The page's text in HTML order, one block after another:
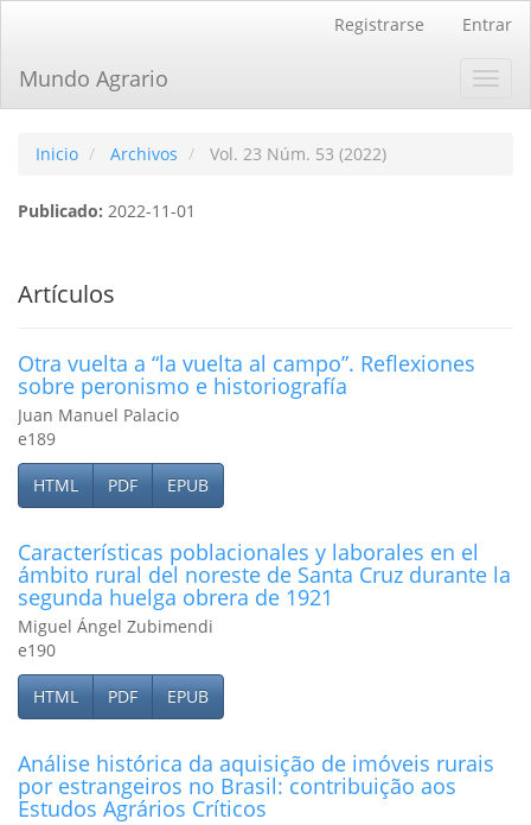
principal
Barra
Registrarse Entrar
Mundo Agrario
Inicio Archivos Vol. 23 Núm. 53 (2022)
Publicado: 2022-11-01
Artículos
Otra vuelta a “la vuelta al campo”. Reflexiones
sobre peronismo e historiografía
Juan Manuel Palacio
e189
HTML PDF EPUB
Características poblacionales y laborales en el
ámbito rural del noreste de Santa Cruz durante la
segunda huelga obrera de 1921
Miguel Ángel Zubimendi
e190
HTML PDF EPUB
Análise histórica da aquisição de imóveis rurais
por estrangeiros no Brasil: contribuição aos
Estudos Agrários Críticos